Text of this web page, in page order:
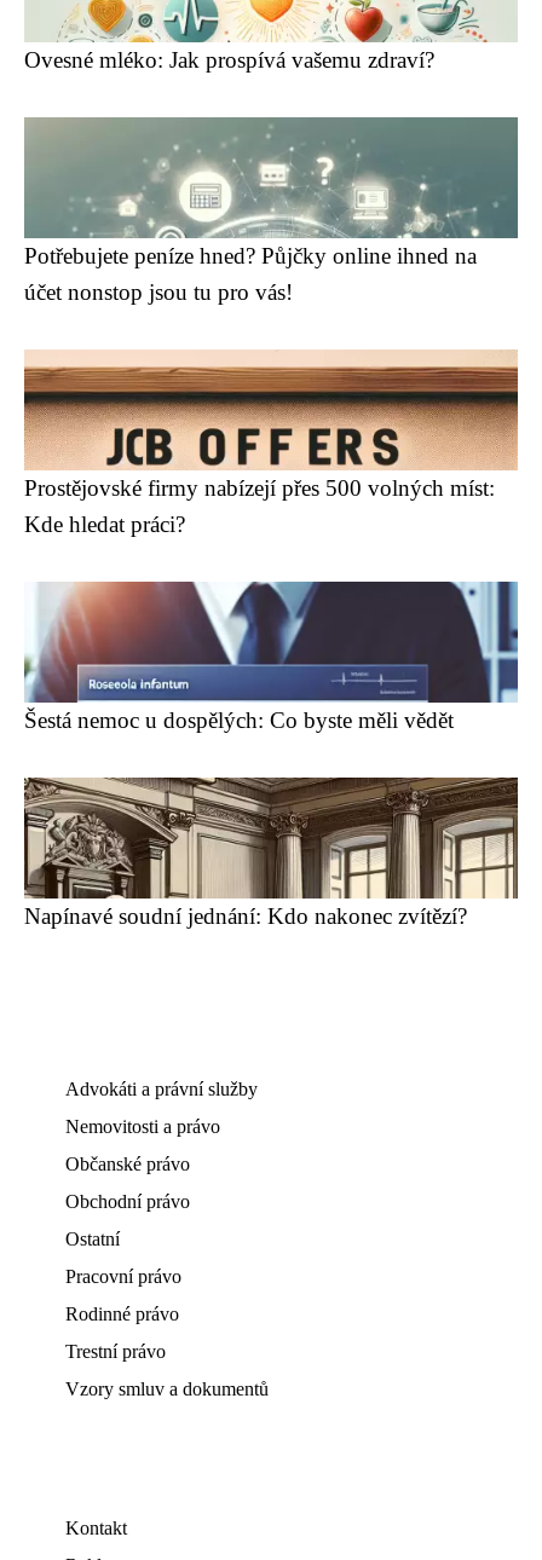
Ovesné mléko: Jak prospívá vašemu zdraví?
Potřebujete peníze hned? Půjčky online ihned na
účet nonstop jsou tu pro vás!
Prostějovské firmy nabízejí přes 500 volných míst:
Kde hledat práci?
Šestá nemoc u dospělých: Co byste měli vědět
Napínavé soudní jednání: Kdo nakonec zvítězí?
Advokáti a právní služby
Nemovitosti a právo
Občanské právo
Obchodní právo
Ostatní
Pracovní právo
Rodinné právo
Trestní právo
Vzory smluv a dokumentů
Kontakt